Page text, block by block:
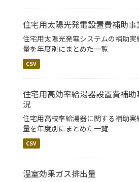
住宅用太陽光発電設置費補助
住宅用太陽光発電システムの補助
量を年度別にまとめた一覧
CSV
住宅用高効率給湯器設置費補
況
住宅用高校率給湯器に関する補助
量を年度別にまとめた一覧
CSV
温室効果ガス排出量